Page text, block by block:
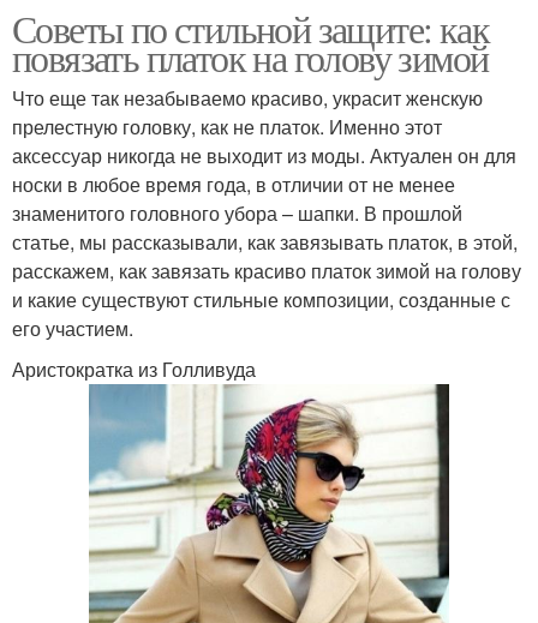
Советы по стильной защите: как
повязать платок на голову зимой
Что еще так незабываемо красиво, украсит женскую
прелестную головку, как не платок. Именно этот
аксессуар никогда не выходит из моды. Актуален он для
носки в любое время года, в отличии от не менее
знаменитого головного убора – шапки. В прошлой
статье, мы рассказывали, как завязывать платок, в этой,
расскажем, как завязать красиво платок зимой на голову
и какие существуют стильные композиции, созданные с
его участием.
Аристократка из Голливуда